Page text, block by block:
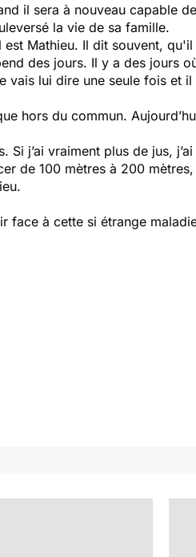
il sera à nouveau capable
la vie de sa famille.
Mathieu. Il dit souvent,
des jours. Il y a des jours
lui dire une seule fois et
hors du commun.
j’ai vraiment plus de jus,
de 100 mètres à 200
face à cette si étrange